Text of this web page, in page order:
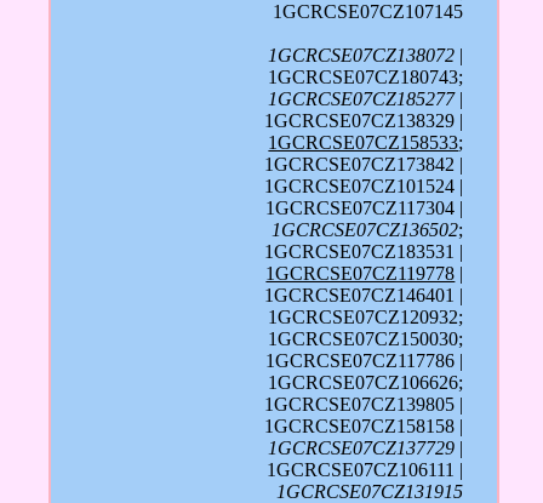
1GCRCSE07CZ107145
1GCRCSE07CZ138072 |
1GCRCSE07CZ180743;
1GCRCSE07CZ185277|
1GCRCSE07CZ138329 |
1GCRCSE07CZ158533;
1GCRCSE07CZ173842 |
1GCRCSE07CZ101524 |
1GCRCSE07CZ117304 |
1GCRCSE07CZ136502;
1GCRCSE07CZ183531 |
1GCRCSE07CZ119778 |
1GCRCSE07CZ146401 |
1GCRCSE07CZ120932;
1GCRCSE07CZ150030;
1GCRCSE07CZ117786 |
1GCRCSE07CZ106626;
1GCRCSE07CZ139805 |
1GCRCSE07CZ158158 |
1GCRCSE07CZ137729 |
1GCRCSE07CZ106111 |
1GCRCSE07CZ131915